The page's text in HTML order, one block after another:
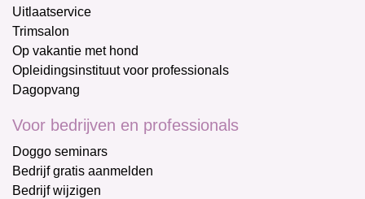
Uitlaatservice
Trimsalon
Op vakantie met hond
Opleidingsinstituut voor professionals
Dagopvang
Voor bedrijven en professionals
Doggo seminars
Bedrijf gratis aanmelden
Bedrijf wijzigen